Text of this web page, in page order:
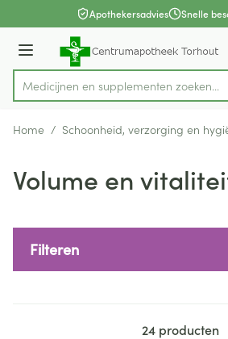
Ga naar de inhoudApothekersadvies Snelle
Menu
Product, merk, categorie...
Medicijnen en supplementen zoeken...
Home / Schoonheid, verzorging en
Volume en
Filteren
24 producten